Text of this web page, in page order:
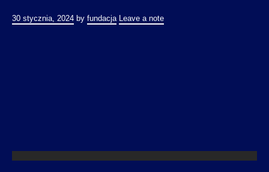
30 stycznia, 2024 by fundacja Leave a note